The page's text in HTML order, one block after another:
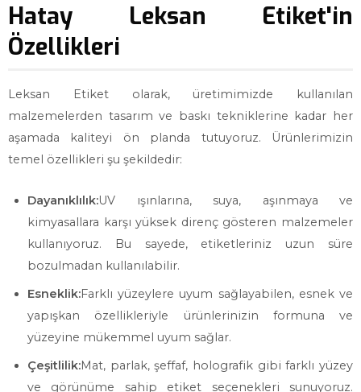
Hatay Leksan Etiket'in
Özellikleri
Leksan Etiket olarak, üretimimizde kullanılan
malzemelerden tasarım ve baskı tekniklerine kadar her
aşamada kaliteyi ön planda tutuyoruz. Ürünlerimizin
temel özellikleri şu şekildedir:
Dayanıklılık:UV ışınlarına, suya, aşınmaya ve
kimyasallara karşı yüksek direnç gösteren malzemeler
kullanıyoruz. Bu sayede, etiketleriniz uzun süre
bozulmadan kullanılabilir.
Esneklik:Farklı yüzeylere uyum sağlayabilen, esnek ve
yapışkan özellikleriyle ürünlerinizin formuna ve
yüzeyine mükemmel uyum sağlar.
Çeşitlilik:Mat, parlak, şeffaf, holografik gibi farklı yüzey
ve görünüme sahip etiket seçenekleri sunuyoruz.